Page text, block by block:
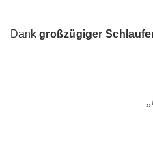
Dank großzügiger